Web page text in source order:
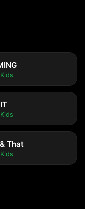
That